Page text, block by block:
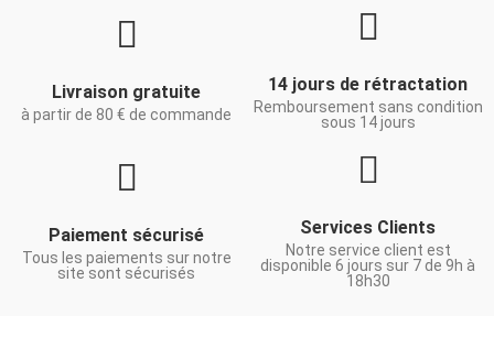
Livraison gratuite
à partir de 80 € de commande
14 jours de rétractation
Remboursement sans condition
sous 14 jours
Paiement sécurisé
Tous les paiements sur notre
site sont sécurisés
Services Clients
Notre service client est
disponible 6 jours sur 7 de 9h à
18h30